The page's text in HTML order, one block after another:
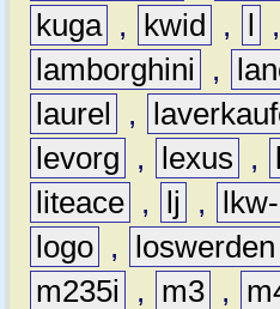
kuga , kwid , l ,
lamborghini
,
laurel
,
levorg
, lexus ,
liteace , lj ,
logo , loswerden
m235i
, m3 ,